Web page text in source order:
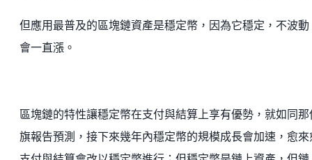
但應用最普及的區塊鏈資產是穩定幣，因為它穩定，不波動
會一直漲。
區塊鏈的特性讓穩定幣在支付與結算上享有優勢，就如同那
旗報告預測，接下來幾年內穩定幣的規模成長會加速，愈來